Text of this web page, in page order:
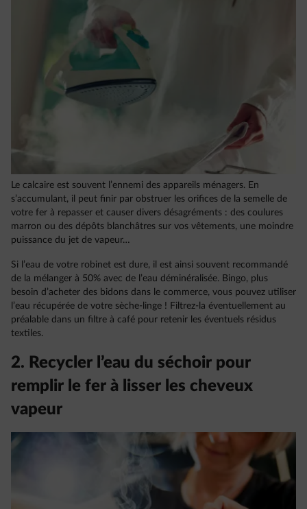
Le calcaire est souvent l’ennemi des appareils ménagers. En
s’accumulant, il peut finir par obstruer les orifices de la semelle de
votre fer à repasser et causer divers désagréments : des coulures
marron ou des dépôts blanchâtres sur vos vêtements, une moindre
puissance du jet de vapeur…
Si l’eau de votre robinet est dure, il est ainsi souvent recommandé
de la mélanger à 50% avec de l’eau déminéralisée. Bingo, plus
besoin d’acheter des bidons dans le commerce, vous pouvez utiliser
l’eau récupérée de votre sèche-linge ! Filtrez-la éventuellement au
préalable dans un filtre à café pour retenir les éventuels résidus
textiles.
2. Recycler l’eau du séchoir pour
remplir le fer à lisser les cheveux
vapeur